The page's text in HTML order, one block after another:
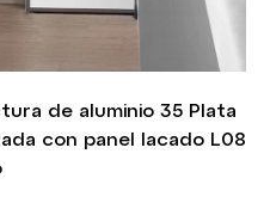
de aluminio 35 Plata
con panel lacado L08